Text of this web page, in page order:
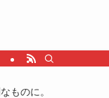
ものに。